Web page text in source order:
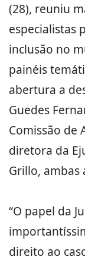
(28), reuniu
especialistas
inclusão no
painéis
abertura a
Guedes
Comissão de
diretora da
Grillo, ambas
“O papel da
direito ao